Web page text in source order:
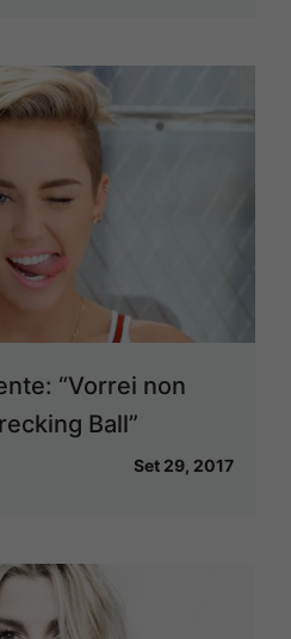
“Vorrei non
Ball”
Set 29, 2017